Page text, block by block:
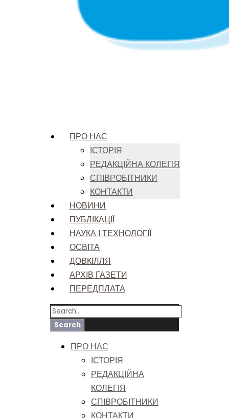
ПРО НАС
ІСТОРІЯ
РЕДАКЦІЙНА КОЛЕГІЯ
СПІВРОБІТНИКИ
КОНТАКТИ
НОВИНИ
ПУБЛІКАЦІЇ
НАУКА І ТЕХНОЛОГІЇ
ОСВІТА
ДОВКІЛЛЯ
АРХІВ ГАЗЕТИ
ПЕРЕДПЛАТА
ПРО НАС
ІСТОРІЯ
РЕДАКЦІЙНА
КОЛЕГІЯ
СПІВРОБІТНИКИ